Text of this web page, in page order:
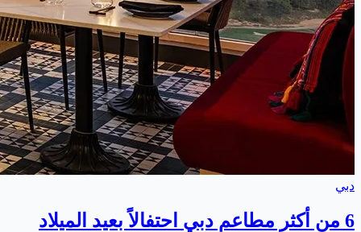
دبي
6 من أكثر مطاعم دبي احتفالاً بعيد الميلاد